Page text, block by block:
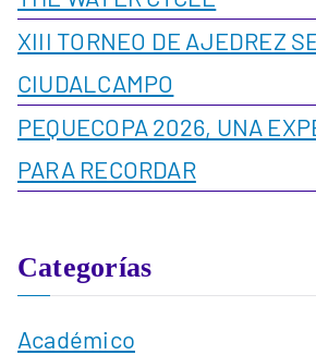
XIII TORNEO DE AJEDREZ
CIUDALCAMPO
PEQUECOPA 2026, UNA
PARA RECORDAR
Categorías
Académico